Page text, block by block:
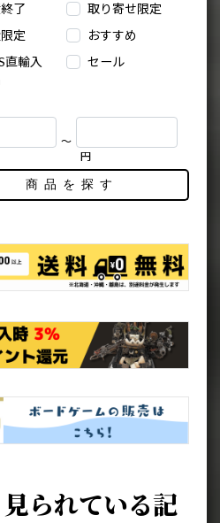
了
取り寄せ限定
定
おすすめ
直輸入
セール
～
円
商品を探す
られている記